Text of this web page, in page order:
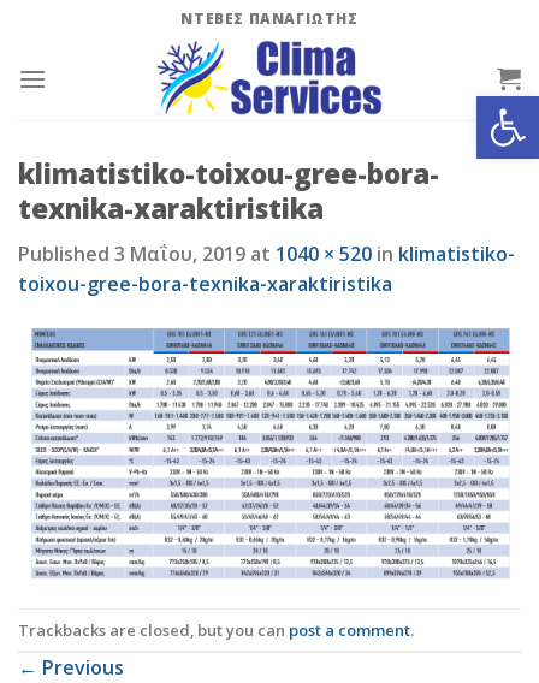
content
ΝΤΕΒΕΣ ΠΑΝΑΓΙΩΤΗΣ
klimatistiko-toixou-gree-bora-
texnika-xaraktiristika
Published 3 Μαΐου, 2019 at 1040 × 520 in klimatistiko-
toixou-gree-bora-texnika-xaraktiristika
Trackbacks are closed, but you can post a comment.
← Previous